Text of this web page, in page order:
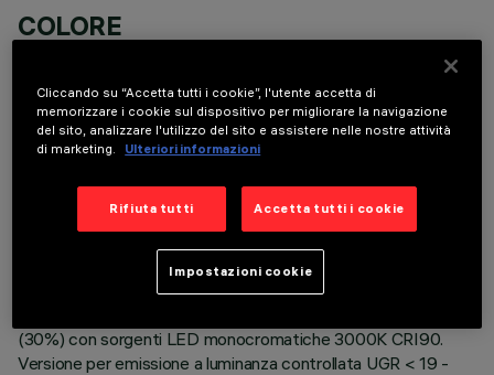
COLORE
DATI TECNICI
ULTIMO AGGIORNAMENTO: 06/08/2026
(30%) con sorgenti LED monocromatiche 3000K CRI90.
Versione per emissione a luminanza controllata UGR < 19 -
Cliccando su “Accetta tutti i cookie”, l'utente accetta di
memorizzare i cookie sul dispositivo per migliorare la navigazione
del sito, analizzare l'utilizzo del sito e assistere nelle nostre attività
di marketing.
Ulteriori informazioni
Rifiuta tutti Accetta tutti i cookie
Impostazioni cookie